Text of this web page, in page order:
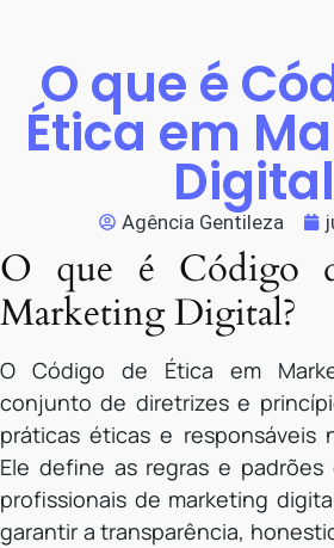
O que é
Ética em
Agência Gentileza
O que é Código
Marketing Digital?
O Código de Ética em
conjunto de diretrizes e
práticas éticas e responsáveis
Ele define as regras e
profissionais de marketing
garantir a transparência,